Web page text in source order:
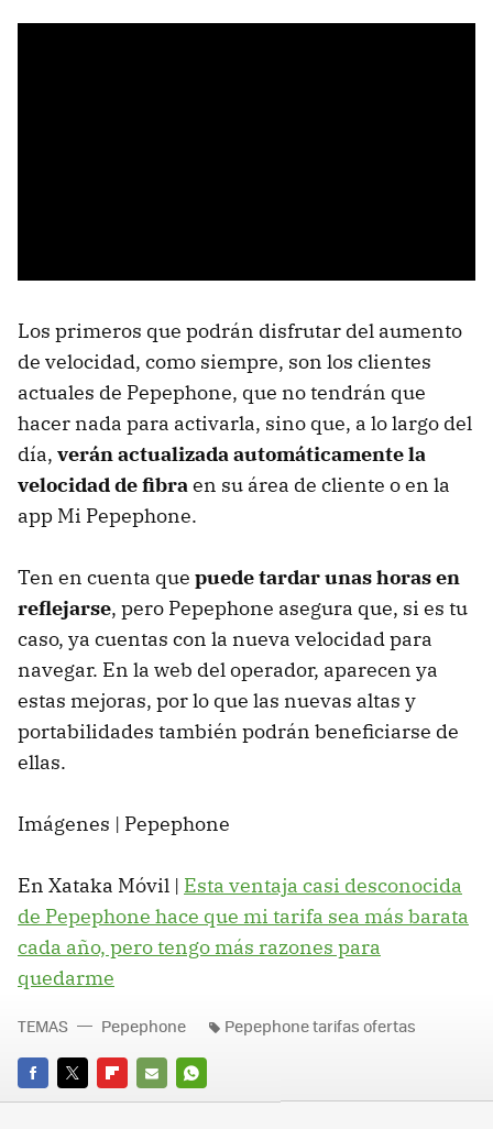
Los primeros que podrán disfrutar del aumento
de velocidad, como siempre, son los clientes
actuales de Pepephone, que no tendrán que
hacer nada para activarla, sino que, a lo largo del
día, verán actualizada automáticamente la
velocidad de fibraen su área de cliente o en la
app Mi Pepephone.
Ten en cuenta que puede tardar unas horas en
reflejarse, pero Pepephone asegura que, si es tu
caso, ya cuentas con la nueva velocidad para
navegar. En la web del operador, aparecen ya
estas mejoras, por lo que las nuevas altas y
portabilidades también podrán beneficiarse de
ellas.
Imágenes | Pepephone
En Xataka Móvil | Esta ventaja casi desconocida
de Pepephone hace que mi tarifa sea más barata
cada año, pero tengo más razones para
quedarme
FACEBOOK
TWITTERFLIPBOARD
E-
WHATSAPP
TEMAS Pepephone Pepephone tarifas ofertas